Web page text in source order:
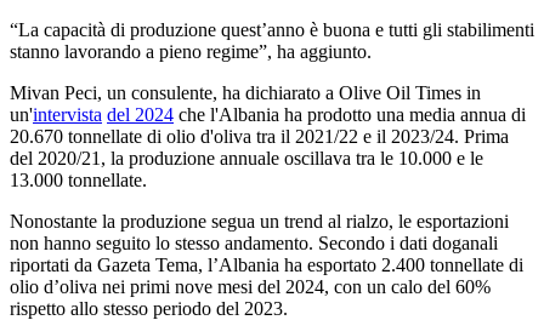
“La capacità di produzione quest’anno è buona e tutti gli stabilimenti
stanno lavorando a pieno regime”, ha aggiunto.
Mivan Peci, un consulente, ha dichiarato a Olive Oil Times in
un'intervista del 2024 che l'Albania ha prodotto una media annua di
20.670 tonnellate di olio d'oliva tra il 2021/22 e il 2023/24. Prima
del 2020/21, la produzione annuale oscillava tra le 10.000 e le
13.000 tonnellate.
Nonostante la produzione segua un trend al rialzo, le esportazioni
non hanno seguito lo stesso andamento. Secondo i dati doganali
riportati da Gazeta Tema, l’Albania ha esportato 2.400 tonnellate di
olio d’oliva nei primi nove mesi del 2024, con un calo del 60%
rispetto allo stesso periodo del 2023.